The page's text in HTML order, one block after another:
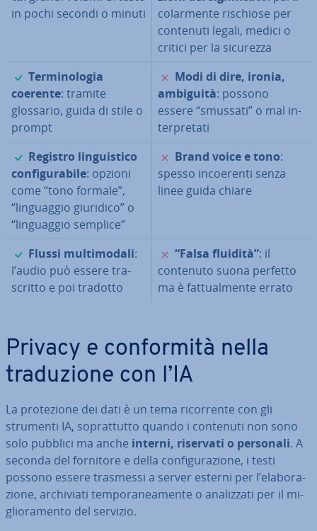
in pochi secondi o minuti
co­lar­men­te rischiose per
contenuti legali, medici o
critici per la sicurezza
✓
Ter­mi­no­lo­gia
coerente: tramite
glossario, guida di stile o
prompt
✗
Modi di dire, ironia,
ambiguità: possono
essere “smussati” o mal in­
ter­pre­ta­ti
✓
Registro lin­gui­sti­co
con­fi­gu­ra­bi­le: opzioni
come “tono formale”,
“lin­guag­gio giuridico” o
“lin­guag­gio semplice”
✗
Brand voice e tono:
spesso in­coe­ren­ti senza
linee guida chiare
✓
Flussi mul­ti­mo­da­li:
l’audio può essere tra­
scrit­to e poi tradotto
✗
“Falsa fluidità”: il
contenuto suona perfetto
ma è fat­tual­men­te errato
Privacy e con­for­mi­tà nella
tra­du­zio­ne con l’IA
La pro­te­zio­ne dei dati è un tema ri­cor­ren­te con gli
strumenti IA, so­prat­tut­to quando i contenuti non sono
solo pubblici ma anche interni, riservati o personali. A
seconda del fornitore e della con­fi­gu­ra­zio­ne, i testi
possono essere trasmessi a server esterni per l’ela­bo­ra­
zio­ne, ar­chi­via­ti tem­po­ra­nea­men­te o ana­liz­za­ti per il mi­
glio­ra­men­to del servizio.